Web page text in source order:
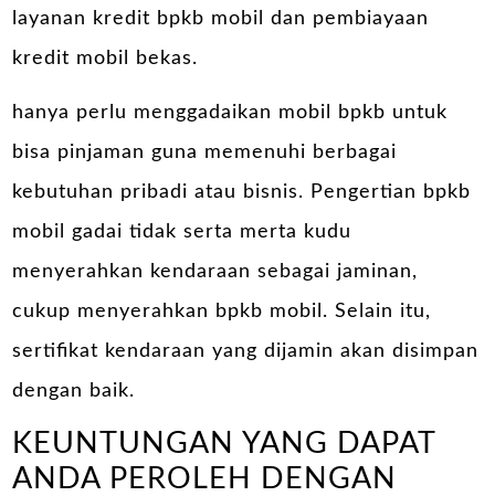
layanan kredit bpkb mobil dan pembiayaan
kredit mobil bekas.
hanya perlu menggadaikan mobil bpkb untuk
bisa pinjaman guna memenuhi berbagai
kebutuhan pribadi atau bisnis. Pengertian bpkb
mobil gadai tidak serta merta kudu
menyerahkan kendaraan sebagai jaminan,
cukup menyerahkan bpkb mobil. Selain itu,
sertifikat kendaraan yang dijamin akan disimpan
dengan baik.
KEUNTUNGAN YANG DAPAT
ANDA PEROLEH DENGAN